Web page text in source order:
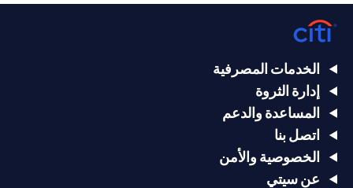
الخدمات المصرفية
إدارة الثروة
المساعدة والدعم
اتصل بنا
الخصوصية والأمن
عن سيتي